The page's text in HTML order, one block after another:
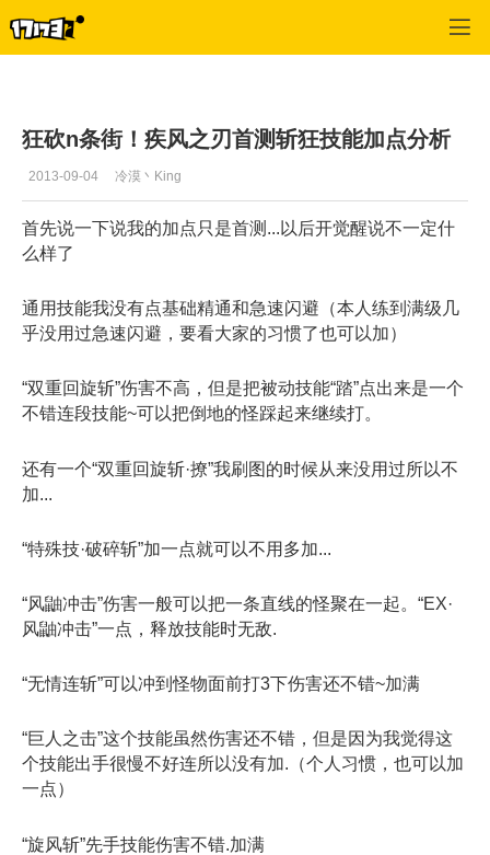
狂砍n条街！疾风之刃首测斩狂技能加点分析
2013-09-04 冷漠丶King
首先说一下说我的加点只是首测...以后开觉醒说不一定什
么样了
通用技能我没有点基础精通和急速闪避（本人练到满级几
乎没用过急速闪避，要看大家的习惯了也可以加）
“双重回旋斩”伤害不高，但是把被动技能“踏”点出来是一个
不错连段技能~可以把倒地的怪踩起来继续打。
还有一个“双重回旋斩·撩”我刷图的时候从来没用过所以不
加...
“特殊技·破碎斩”加一点就可以不用多加...
“风鼬冲击”伤害一般可以把一条直线的怪聚在一起。“EX·
风鼬冲击”一点，释放技能时无敌.
“无情连斩”可以冲到怪物面前打3下伤害还不错~加满
“巨人之击”这个技能虽然伤害还不错，但是因为我觉得这
个技能出手很慢不好连所以没有加.（个人习惯，也可以加
一点）
“旋风斩”先手技能伤害不错.加满